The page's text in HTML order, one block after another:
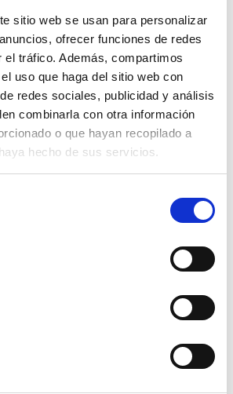
sitio web se usan para personalizar
ofrecer funciones de redes
el tráfico. Además, compartimos
uso que haga del sitio web con
redes sociales, publicidad y análisis
combinarla con otra información
o que hayan recopilado a
hecho de sus servicios.
Baby Wood Baby Farm
Read more
Wood Cubes And Logic 2 In 1